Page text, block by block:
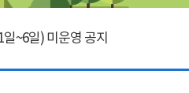
~6일) 미운영 공지